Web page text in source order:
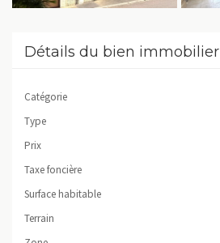
Détails du bien immobilier
Catégorie
Type
Prix
Taxe foncière
Surface habitable
Terrain